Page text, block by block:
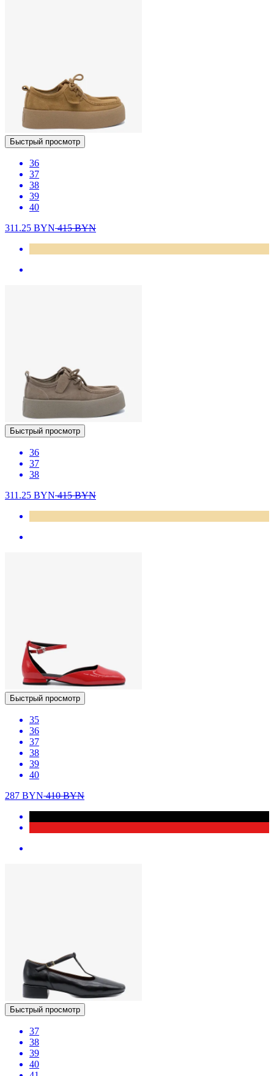
Быстрый просмотр
36
37
38
39
40
311.25 BYN415BYN
Быстрый просмотр
36
37
38
311.25 BYN415BYN
Быстрый просмотр
35
36
37
38
39
40
287 BYN410BYN
Быстрый просмотр
37
38
39
40